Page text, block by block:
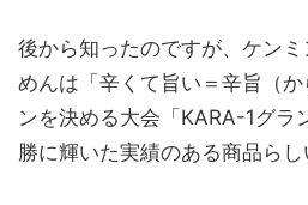
後から知ったのですが、ケン
めんは「辛くて旨い＝辛旨（
ンを決める大会「KARA-1グラ
勝に輝いた実績のある商品らし